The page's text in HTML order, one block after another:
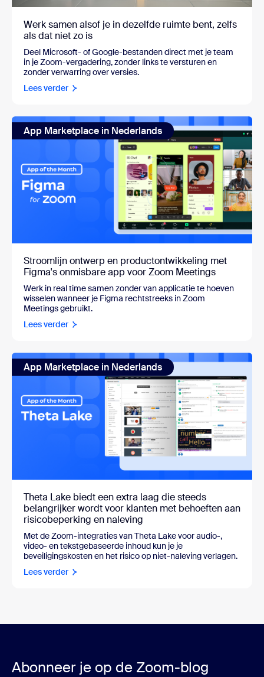
Werk samen alsof je in dezelfde ruimte bent, zelfs
als dat niet zo is
Deel Microsoft- of Google-bestanden direct met je team
in je Zoom-vergadering, zonder links te versturen en
zonder verwarring over versies.
Lees verder
App Marketplace in Nederlands
Stroomlijn ontwerp en productontwikkeling met
Figma's onmisbare app voor Zoom Meetings
Werk in real time samen zonder van applicatie te hoeven
wisselen wanneer je Figma rechtstreeks in Zoom
Meetings gebruikt.
Lees verder
App Marketplace in Nederlands
Theta Lake biedt een extra laag die steeds
belangrijker wordt voor klanten met behoeften aan
risicobeperking en naleving
Met de Zoom-integraties van Theta Lake voor audio-,
video- en tekstgebaseerde inhoud kun je je
beveiligingskosten en het risico op niet-naleving verlagen.
Lees verder
Abonneer je op de Zoom-blog